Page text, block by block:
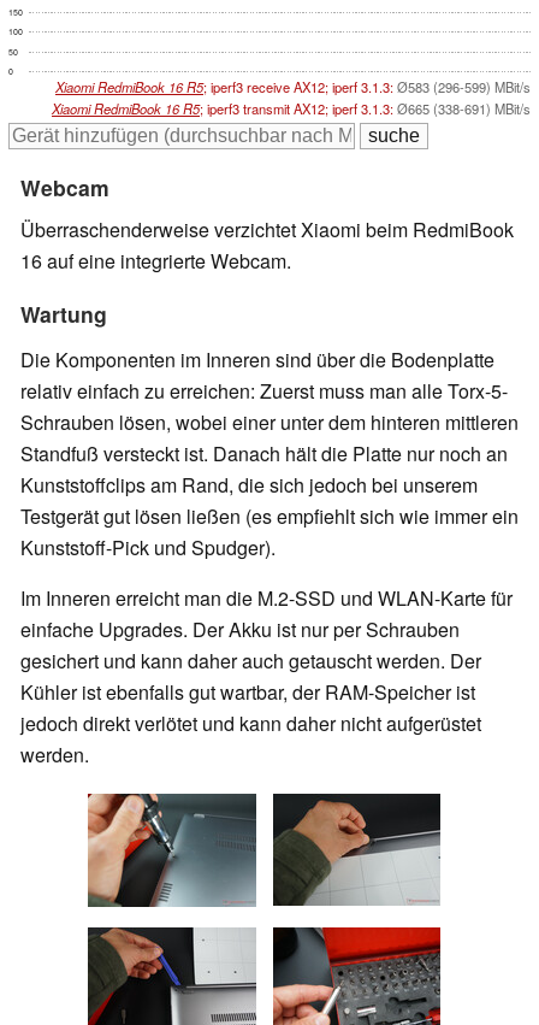
0
50
100
150
Xiaomi RedmiBook 16 R5; iperf3 receive AX12; iperf 3.1.3:Ø583 (296-599) MBit/s
Xiaomi RedmiBook 16 R5; iperf3 transmit AX12; iperf 3.1.3:Ø665 (338-691) MBit/s
Webcam
Überraschenderweise verzichtet Xiaomi beim RedmiBook
16 auf eine integrierte Webcam.
Wartung
Die Komponenten im Inneren sind über die Bodenplatte
relativ einfach zu erreichen: Zuerst muss man alle Torx-5-
Schrauben lösen, wobei einer unter dem hinteren mittleren
Standfuß versteckt ist. Danach hält die Platte nur noch an
Kunststoffclips am Rand, die sich jedoch bei unserem
Testgerät gut lösen ließen (es empfiehlt sich wie immer ein
Kunststoff-Pick und Spudger).
Im Inneren erreicht man die M.2-SSD und WLAN-Karte für
einfache Upgrades. Der Akku ist nur per Schrauben
gesichert und kann daher auch getauscht werden. Der
Kühler ist ebenfalls gut wartbar, der RAM-Speicher ist
jedoch direkt verlötet und kann daher nicht aufgerüstet
werden.